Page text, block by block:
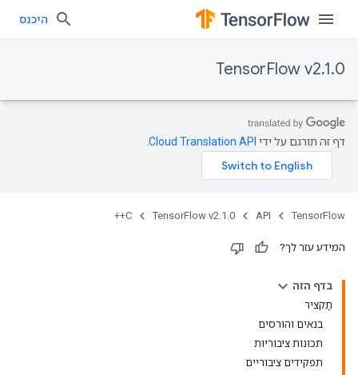
היכנס
TensorFlow v2.1.0
דף זה תורגם על ידי Cloud Translation API
TensorFlow
API
TensorFlow v2.1.0
C++
המידע עזר לך?
בדף הזה
תַקצִיר
בנאים והורסים
תכונות ציבוריות
תפקידים ציבוריים